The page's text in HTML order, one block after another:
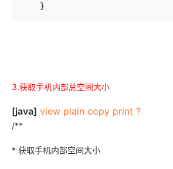
    }
3.获取手机内部总空间大小
[java] view plain copy print ?
/**
* 获取手机内部空间大小